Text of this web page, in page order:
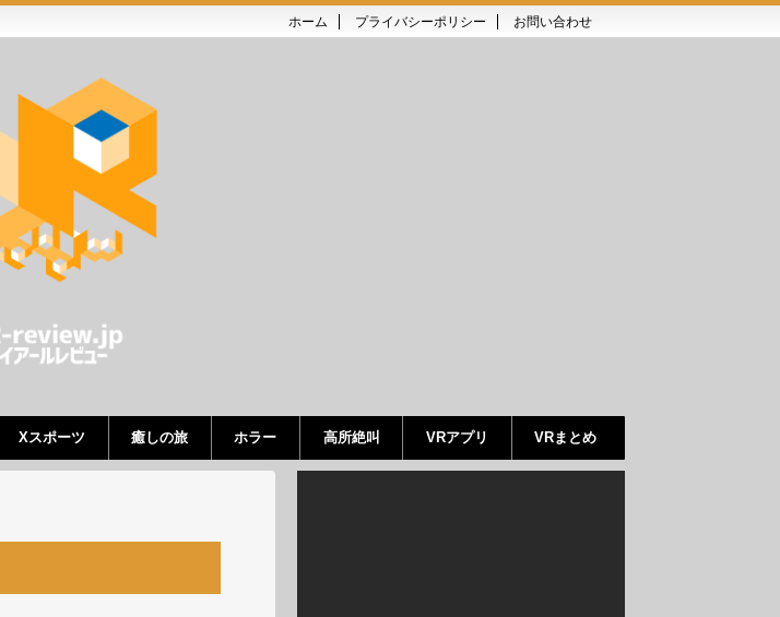
ホーム プライバシーポリシー お問い合わせ
Xスポーツ 癒しの旅 ホラー 高所絶叫 VRアプリ VRまとめ